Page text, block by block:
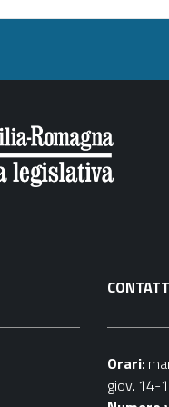
Orari:
giov. 14-